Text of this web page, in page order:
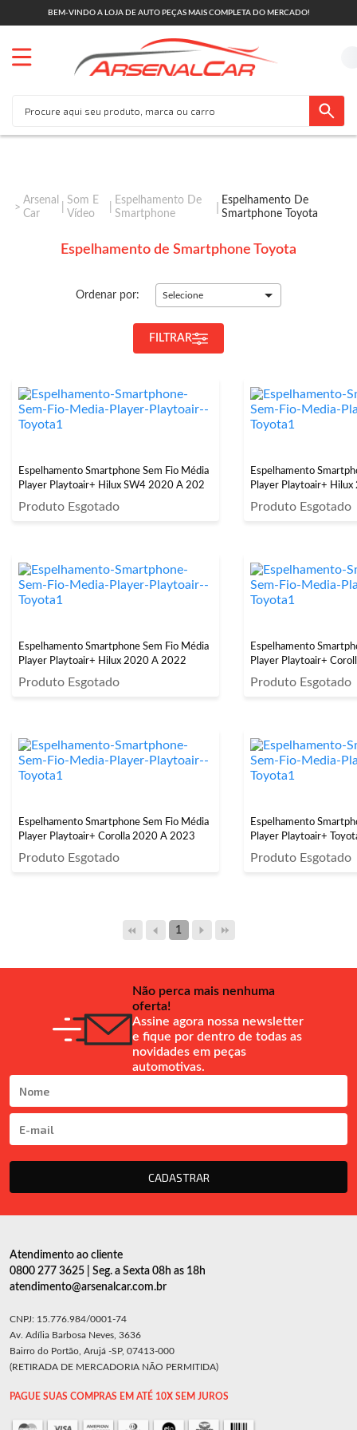
BEM-VINDO A LOJA DE AUTO PEÇAS MAIS COMPLETA DO MERCADO!
Arsenal
Car
Som E
Vídeo
Espelhamento De
Smartphone
Espelhamento De
Smartphone Toyota
Espelhamento de Smartphone Toyota
Ordenar por: Selecione
FILTRAR
Espelhamento Smartphone Sem Fio Média
Player Playtoair+ Hilux SW4 2020 A 202
Produto Esgotado
Espelhamento
Player Playtoair+
Produto Esgotado
Espelhamento Smartphone Sem Fio Média
Player Playtoair+ Hilux 2020 A 2022
Produto Esgotado
Espelhamento
Player Playtoair+
Produto Esgotado
Espelhamento Smartphone Sem Fio Média
Player Playtoair+ Corolla 2020 A 2023
Produto Esgotado
Espelhamento
Player Playtoair+
Produto Esgotado
1
Não perca mais nenhuma
oferta!
Assine agora nossa newsletter
e fique por dentro de todas as
novidades em peças
automotivas.
CADASTRAR
Atendimento ao cliente
0800 277 3625 | Seg. a Sexta 08h as 18h
atendimento@arsenalcar.com.br
CNPJ: 15.776.984/0001-74
Av. Adília Barbosa Neves, 3636
Bairro do Portão, Arujá -SP, 07413-000
(RETIRADA DE MERCADORIA NÃO PERMITIDA)
PAGUE SUAS COMPRAS EM ATÉ 10X SEM JUROS